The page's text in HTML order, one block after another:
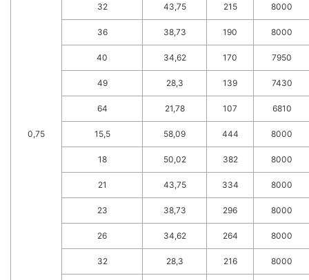
0,75
32 43,75 215 8000
36 38,73 190 8000
40 34,62 170 7950
49 28,3 139 7430
64 21,78 107 6810
15,5 58,09 444 8000
18 50,02 382 8000
21 43,75 334 8000
23 38,73 296 8000
26 34,62 264 8000
32 28,3 216 8000